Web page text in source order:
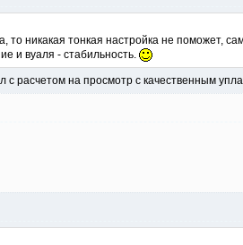
то никакая тонкая настройка не поможет,
и вуаля - стабильность.
с расчетом на просмотр с качественным